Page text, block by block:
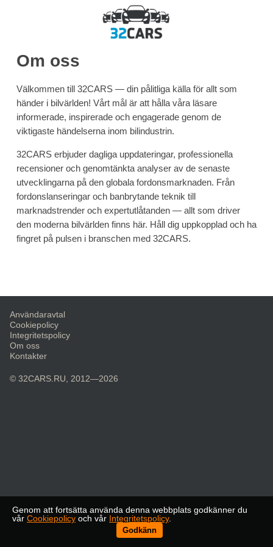
Om oss
Välkommen till 32CARS — din pålitliga källa för allt som
händer i bilvärlden! Vårt mål är att hålla våra läsare
informerade, inspirerade och engagerade genom de
viktigaste händelserna inom bilindustrin.
32CARS erbjuder dagliga uppdateringar, professionella
recensioner och genomtänkta analyser av de senaste
utvecklingarna på den globala fordonsmarknaden. Från
fordonslanseringar och banbrytande teknik till
marknadstrender och expertutlåtanden — allt som driver
den moderna bilvärlden finns här. Håll dig uppkopplad och ha
fingret på pulsen i branschen med 32CARS.
Genom att fortsätta använda denna webbplats godkänner du
vår Cookiepolicy och vår Integritetspolicy.
Godkänn
Användaravtal
Cookiepolicy
Integritetspolicy
Om oss
Kontakter
© 32CARS.RU, 2012—2026